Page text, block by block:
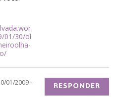
01/30/ol
01/2009 -
RESPONDER